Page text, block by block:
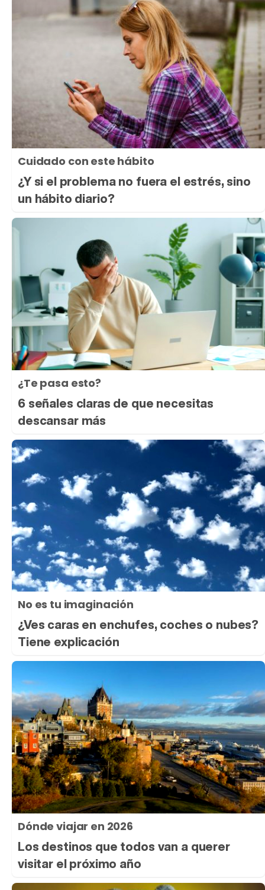
Cuidado con este hábito
¿Y si el problema no fuera el estrés, sino
un hábito diario?
¿Te pasa esto?
6 señales claras de que necesitas
descansar más
No es tu imaginación
¿Ves caras en enchufes, coches o nubes?
Tiene explicación
Dónde viajar en 2026
Los destinos que todos van a querer
visitar el próximo año